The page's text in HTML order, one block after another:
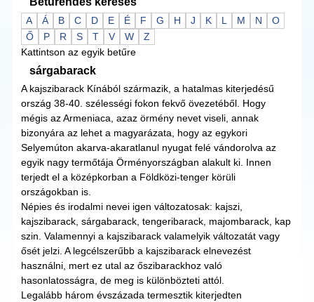
A Á B C D E É F G H J K L M N
O
Ő
P R S T V W
Z
Kattintson az egyik betűre
sárgabarack
A kajszibarack Kínából származik, a hatalmas kiterjedésű
ország 38-40. szélességi fokon fekvő övezetéből. Hogy
mégis az Armeniaca, azaz örmény nevet viseli, annak
bizonyára az lehet a magyarázata, hogy az egykori
Selyemúton akarva-akaratlanul nyugat felé vándorolva az
egyik nagy termőtája Örményországban alakult ki. Innen
terjedt el a középkorban a Földközi-tenger körüli
országokban is.
Népies és irodalmi nevei igen változatosak: kajszi,
kajszibarack, sárgabarack, tengeribarack, majombarack, kap
szin. Valamennyi a kajszibarack valamelyik változatát vagy
ősét jelzi. A legcélszerűbb a kajszibarack elnevezést
használni, mert ez utal az őszibarackhoz való
hasonlatosságra, de meg is különbözteti attól.
Legalább három évszázada termesztik kiterjedten